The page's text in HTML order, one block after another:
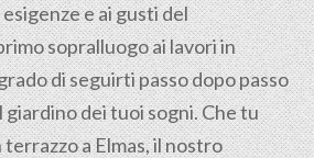
e ai gusti del
sopralluogo ai lavori in
di seguirti passo dopo passo
giardino dei tuoi sogni. Che tu
terrazzo a Elmas, il nostro